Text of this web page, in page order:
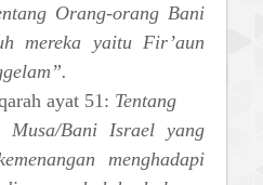
Orang-orang Bani
mereka yaitu Fir’aun
ayat 51: Tentang
Musa/Bani Israel yang
menghadapi